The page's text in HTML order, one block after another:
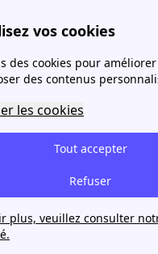
vos cookies
des cookies pour
des contenus
les cookies
Tout accepter
Refuser
plus, veuillez consulter
Lexique de l'immobilier: définitions de G à I Indicateur de solvabilité : définition
de
de solvabilité:
est un indicateur de la